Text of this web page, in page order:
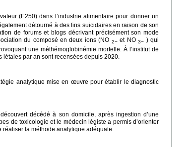
(E250) dans l’industrie alimentaire pour donner un
détourné à des fins suicidaires en raison de son
de forums et blogs décrivant précisément son mode
du composé en deux ions (NO 2−et NO3− ) qui
une méthémoglobinémie mortelle. À l’institut de
par an sont recensées depuis 2020.
analytique mise en œuvre pour établir le diagnostic
décédé à son domicile, après ingestion d’une
de toxicologie et le médecin légiste a permis d’orienter
la méthode analytique adéquate.